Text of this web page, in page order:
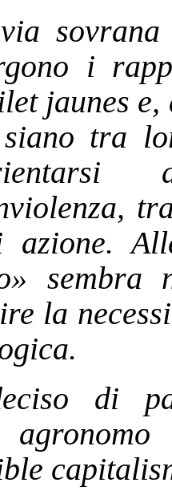
i
jaunes
siano tra
azione.
la
di